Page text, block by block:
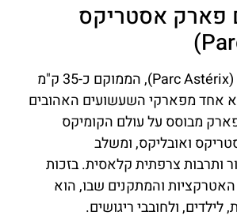
פארק אסטריקס
פארק אסטריקס (Parc Astérix), הממוקם כ-35 ק"מ
אחד מפארקי השעשועים האהובים
מבוסס על עולם הקומיקס
ואובליקס, ומשלב
ותרבות צרפתית קלאסית. בזכות
והמתקנים שבו, הוא
ולחובבי ריגושים.